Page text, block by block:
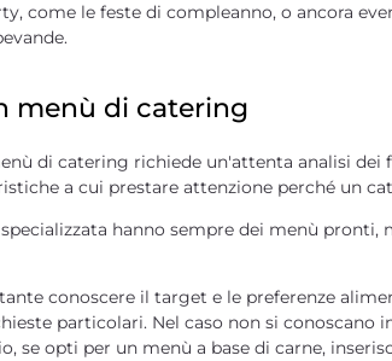
come le feste di compleanno, o ancora
.
menù di catering
di catering richiede un'attenta analisi dei
a cui prestare attenzione perché un
hanno sempre dei menù pronti,
conoscere il target e le preferenze
particolari. Nel caso non si
se opti per un menù a base di carne,